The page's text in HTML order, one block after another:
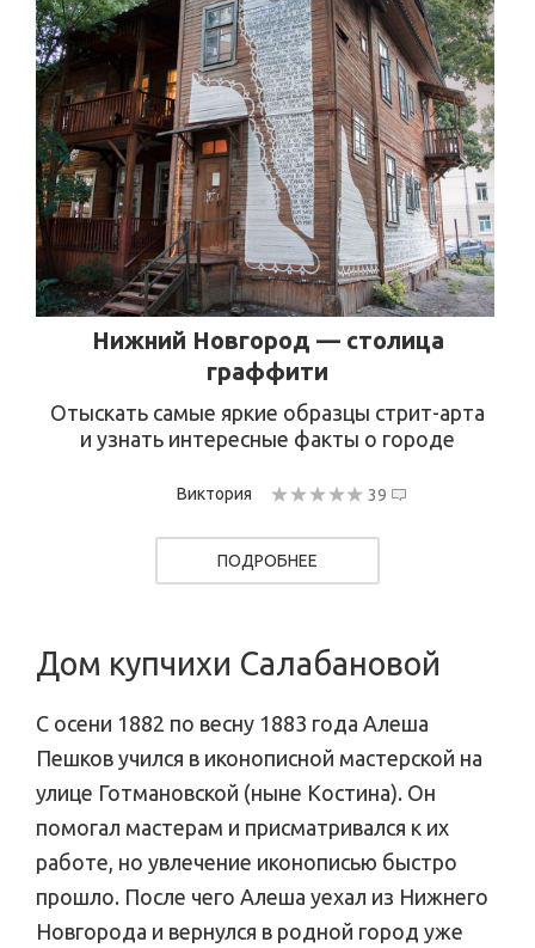
Нижний Новгород — столица
граффити
Отыскать самые яркие образцы стрит-арта
и узнать интересные факты о городе
Виктория 39
ПОДРОБНЕЕ
Дом купчихи Салабановой
С осени 1882 по весну 1883 года Алеша
Пешков учился в иконописной мастерской на
улице Готмановской (ныне Костина). Он
помогал мастерам и присматривался к их
работе, но увлечение иконописью быстро
прошло. После чего Алеша уехал из Нижнего
Новгорода и вернулся в родной город уже